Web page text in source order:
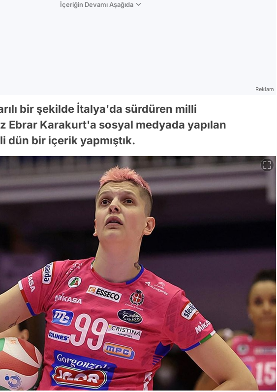
İçeriğin Devamı Aşağıda
Reklam
bir şekilde İtalya'da sürdüren milli
Ebrar Karakurt'a sosyal medyada yapılan
dün bir içerik yapmıştık.